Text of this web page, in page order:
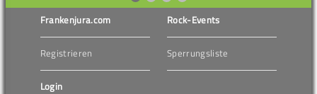
Frankenjura.com
Registrieren
Login
Rock-Events
Sperrungsliste